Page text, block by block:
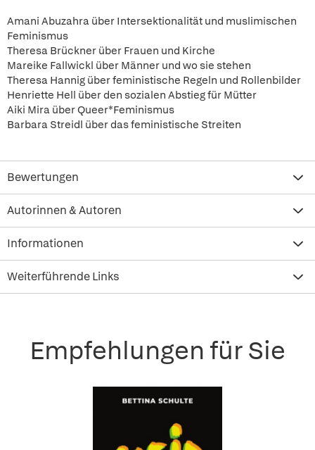
Amani Abuzahra über Intersektionalität und muslimischen
Feminismus
Theresa Brückner über Frauen und Kirche
Mareike Fallwickl über Männer und wo sie stehen
Theresa Hannig über feministische Regeln und Rollenbilder
Henriette Hell über den sozialen Abstieg für Mütter
Aiki Mira über Queer*Feminismus
Barbara Streidl über das feministische Streiten
Bewertungen
Autorinnen & Autoren
Informationen
Weiterführende Links
Empfehlungen für Sie